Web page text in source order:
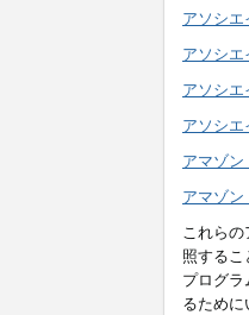
アソシエ
アソシ
アソシ
アソシ
アマゾ
アマゾ
これら
照する
プログ
るため